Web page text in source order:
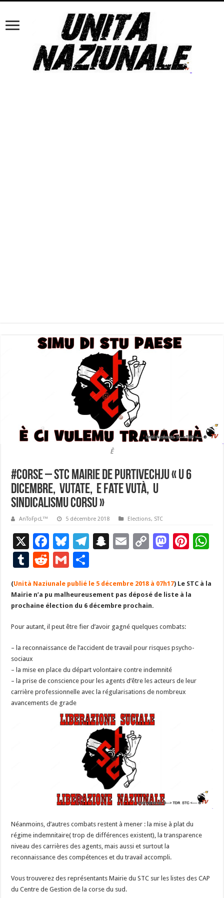
È
#Corse – STC Mairie de Purtivechju « U 6
dicembre, vutate, e fate vutà, u
sindicalismu corsu »
AnToFpcL™ 5 décembre 2018 Elections, STC
X
F
ac
e
b
o
o
Bl
u
es
ky
T
gr
a
m
S
p
c
h
E
l
C
y
Li
n
M
d
n
Pi
es
T
u
m
bl
r
R
d
di
t
G
m
ai
l
ar
ta
g
er
(Unità Naziunale publié le 5 décembre 2018 à 07h17) Le STC à la
Mairie n’a pu malheureusement pas déposé de liste à la
prochaine élection du 6 décembre prochain.
Pour autant, il peut être fier d’avoir gagné quelques combats:
– la reconnaissance de l’accident de travail pour risques psycho-
sociaux
– la mise en place du départ volontaire contre indemnité
– la prise de conscience pour les agents d’être les acteurs de leur
carrière professionnelle avec la régularisations de nombreux
avancements de grade
Néanmoins, d’autres combats restent à mener : la mise à plat du
régime indemnitaire( trop de différences existent), la transparence
niveau des carrières des agents, mais aussi et surtout la
reconnaissance des compétences et du travail accompli.
Vous trouverez des représentants Mairie du STC sur les listes des CAP
du Centre de Gestion de la corse du sud.